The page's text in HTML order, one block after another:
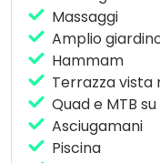
l’oceano!
piatti del camp….
Tra i servizi
Reception,
giornaliera della
marocchino,
Massaggi
Amplio
Hammam
Terrazza vista
Quad e MTB
Asciugamani
Piscina